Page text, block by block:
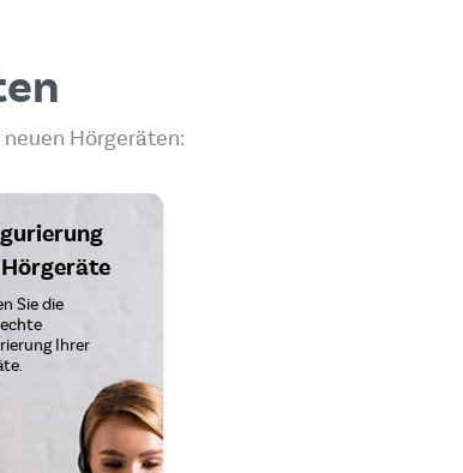
Hörgeräten:
Sie die
Ihrer